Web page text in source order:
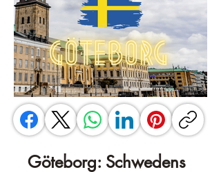
Göteborg: Schwedens